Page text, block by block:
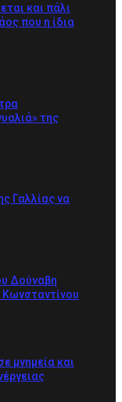
και πάλι
που η ίδια
της
Γαλλίας να
Δούναβη
μνημεία και